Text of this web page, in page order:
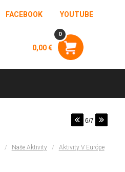
FACEBOOK YOUTUBE
0,00 €
0
/ Naše Aktivity / Aktivity V Európe
6/7